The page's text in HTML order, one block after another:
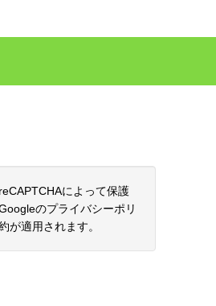
によって保護
のプライバシーポリ
が適用されます。